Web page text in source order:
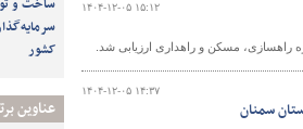
ساخت و
کشور
عناوین
۱۴۰۴-۱۲-۰۵ ۱۵:۱۲
راهسازی، مسکن و راهداری ارزیابی شد.
۱۴۰۴-۱۲-۰۵ ۱۴:۳۷
سمنان